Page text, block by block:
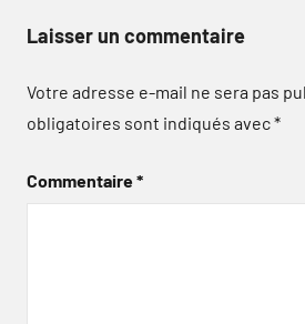
Laisser un commentaire
Votre adresse e-mail ne sera pas
obligatoires sont indiqués avec*
Commentaire*